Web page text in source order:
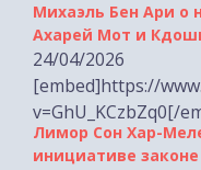
24/04/2026
[embed]https://
v=GhU_KCzbZq0[/
Лимор Сон Хар-
инициативе законе
террористов
19/04/2026 [tp